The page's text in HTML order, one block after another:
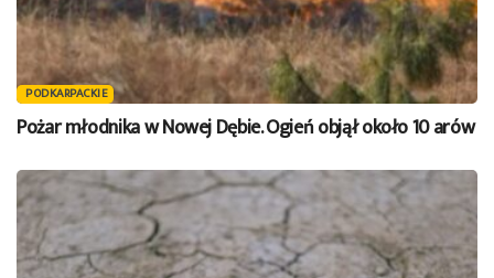
PODKARPACKIE
Pożar młodnika w Nowej Dębie. Ogień objął około 10 arów